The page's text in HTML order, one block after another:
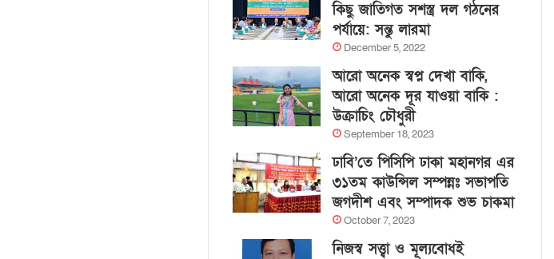
কিছু জাতিগত সশস্ত্র দল গঠনের
পর্যায়ে: সন্তু লারমা
December 5, 2022
আরো অনেক স্বপ্ন দেখা বাকি,
আরো অনেক দূর যাওয়া বাকি :
উক্রাচিং চৌধুরী
September 18, 2023
ঢাবি’তে পিসিপি ঢাকা মহানগর এর
৩১তম কাউন্সিল সম্পন্নঃ সভাপতি
জগদীশ এবং সম্পাদক শুভ চাকমা
October 7, 2023
নিজস্ব সত্ত্বা ও মূল্যবোধই